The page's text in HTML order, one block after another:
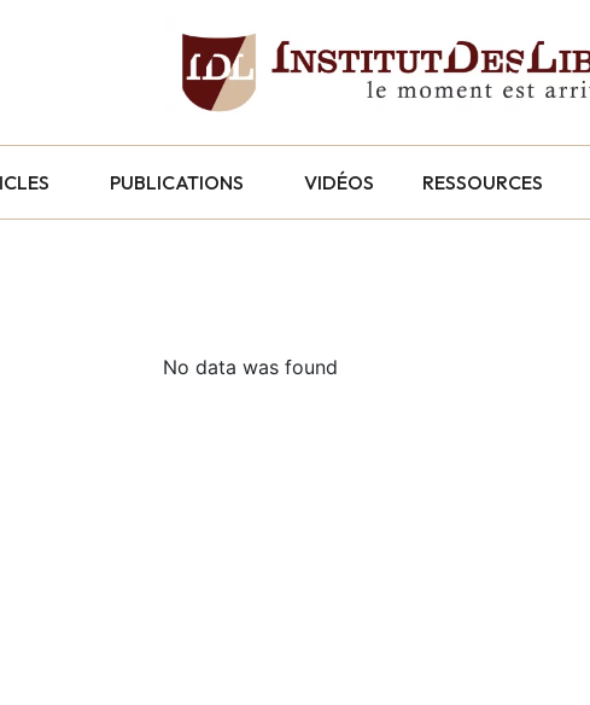
PUBLICATIONS VIDÉOS RESSOURCES
No data was found